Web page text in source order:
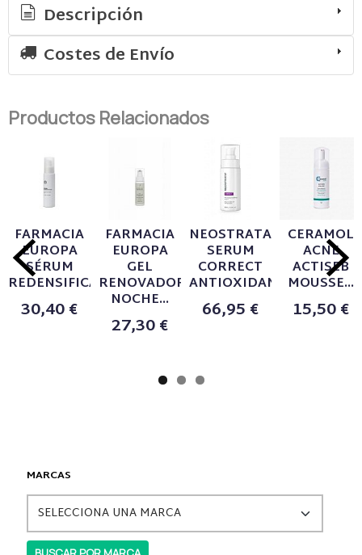
MARCAS
Descripción
Costes de Envío
Productos Relacionados
FARMACIA
EUROPA
SÉRUM
REDENSIFICANTE...
30,40 €
FARMACIA
EUROPA
GEL
RENOVADOR
NOCHE...
27,30 €
NEOSTRATA
SERUM
CORRECT
ANTIOXIDANT...
66,95 €
CERAMOL
ACNE
ACTISEB
MOUSSE...
15,50 €